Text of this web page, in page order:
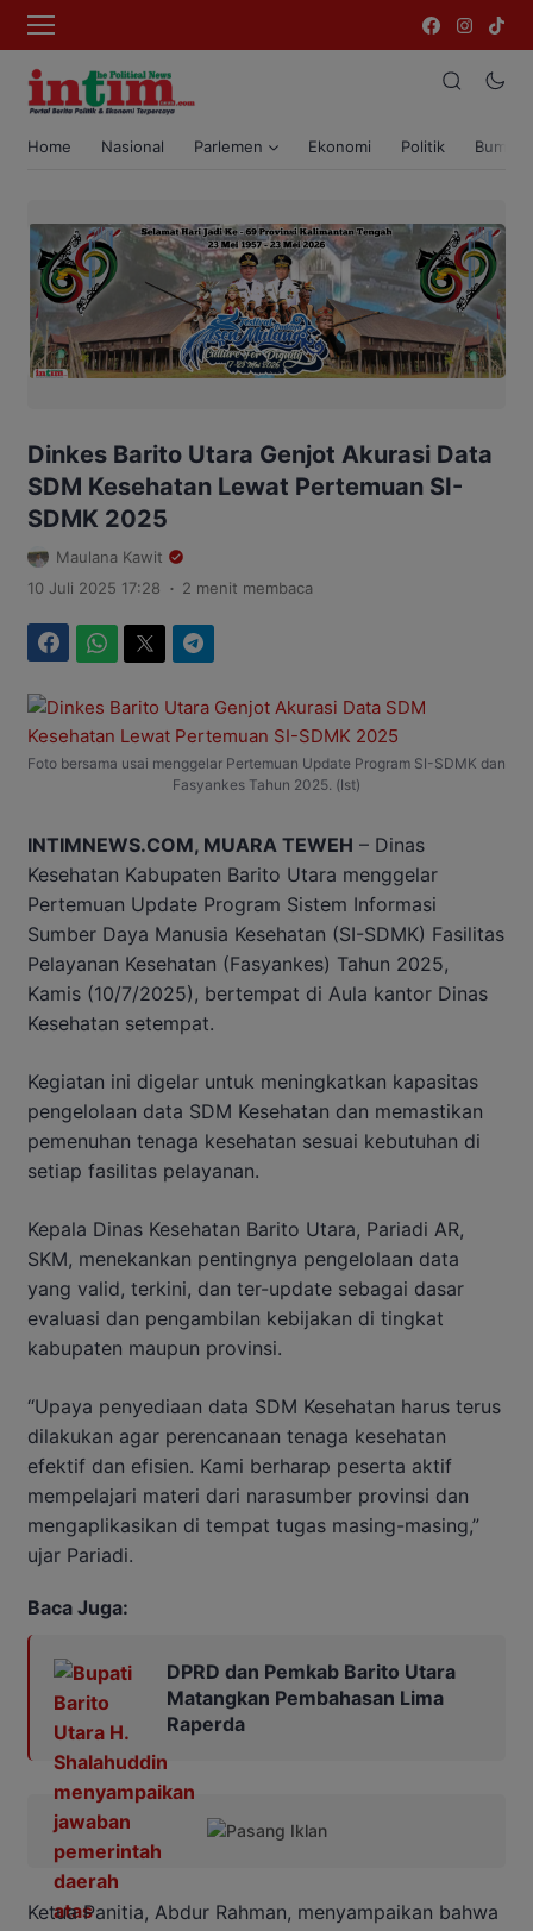
Home Nasional Parlemen Ekonomi Politik Bumi
Dinkes Barito Utara Genjot Akurasi Data
SDM Kesehatan Lewat Pertemuan SI-
SDMK 2025
Maulana Kawit
10 Juli 2025 17:28 . 2 menit membaca
Foto bersama usai menggelar Pertemuan Update Program SI-SDMK dan
Fasyankes Tahun 2025. (Ist)
INTIMNEWS.COM, MUARA TEWEH – Dinas
Kesehatan Kabupaten Barito Utara menggelar
Pertemuan Update Program Sistem Informasi
Sumber Daya Manusia Kesehatan (SI-SDMK) Fasilitas
Pelayanan Kesehatan (Fasyankes) Tahun 2025,
Kamis (10/7/2025), bertempat di Aula kantor Dinas
Kesehatan setempat.
Kegiatan ini digelar untuk meningkatkan kapasitas
pengelolaan data SDM Kesehatan dan memastikan
pemenuhan tenaga kesehatan sesuai kebutuhan di
setiap fasilitas pelayanan.
Kepala Dinas Kesehatan Barito Utara, Pariadi AR,
SKM, menekankan pentingnya pengelolaan data
yang valid, terkini, dan ter-update sebagai dasar
evaluasi dan pengambilan kebijakan di tingkat
kabupaten maupun provinsi.
“Upaya penyediaan data SDM Kesehatan harus terus
dilakukan agar perencanaan tenaga kesehatan
efektif dan efisien. Kami berharap peserta aktif
mempelajari materi dari narasumber provinsi dan
mengaplikasikan di tempat tugas masing-masing,”
ujar Pariadi.
Baca Juga:
DPRD dan Pemkab Barito Utara
Matangkan Pembahasan Lima
Raperda
Ketua Panitia, Abdur Rahman, menyampaikan bahwa